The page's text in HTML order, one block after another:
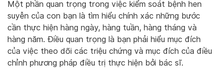
Một phần quan trọng trong việc kiểm soát bệnh hen
suyễn của con bạn là tìm hiểu chính xác những bước
cần thực hiện hàng ngày, hàng tuần, hàng tháng và
hàng năm. Điều quan trọng là bạn phải hiểu mục đích
của việc theo dõi các triệu chứng và mục đích của điều
chỉnh phương pháp điều trị thực hiện bởi bác sĩ.